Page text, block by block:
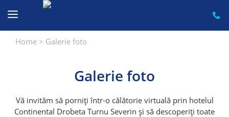
Home > Galerie foto
Galerie foto
Vă invităm să porniți într-o călătorie virtuală prin hotelul
Continental Drobeta Turnu Severin și să descoperiți toate